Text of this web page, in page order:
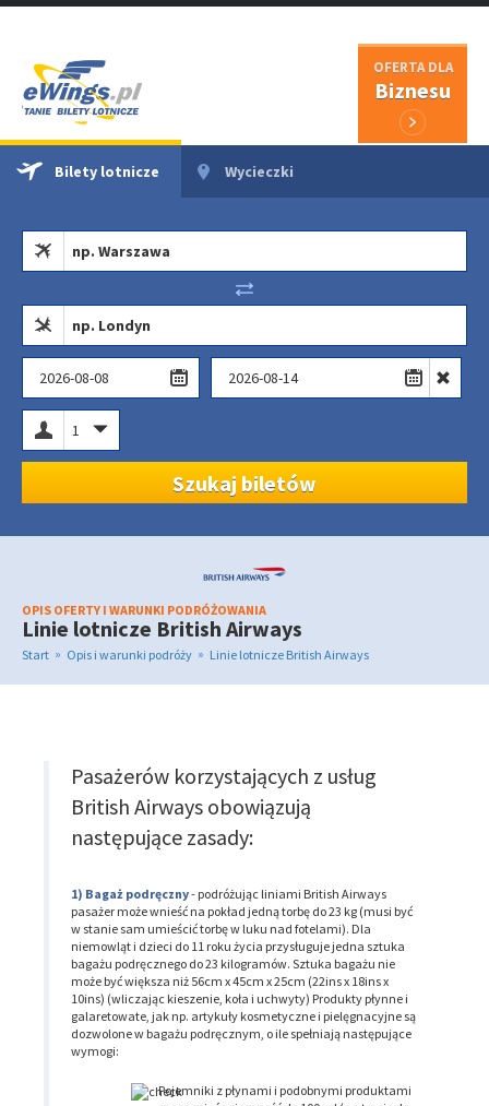
OFERTA DLA
Biznesu
Bilety lotnicze Wycieczki
OPIS OFERTY I WARUNKI PODRÓŻOWANIA
Linie lotnicze British Airways
Start » Opis i warunki podróży » Linie lotnicze British Airways
Pasażerów korzystających z usług
British Airways obowiązują
następujące zasady:
Bagaż podręczny- podróżując liniami British Airways
pasażer może wnieść na pokład jedną torbę do 23 kg (musi być
w stanie sam umieścić torbę w luku nad fotelami). Dla
niemowląt i dzieci do 11 roku życia przysługuje jedna sztuka
bagażu podręcznego do 23 kilogramów. Sztuka bagażu nie
może być większa niż 56cm x 45cm x 25cm (22ins x 18ins x
10ins) (wliczając kieszenie, koła i uchwyty) Produkty płynne i
galaretowate, jak np. artykuły kosmetyczne i pielęgnacyjne są
dozwolone w bagażu podręcznym, o ile spełniają następujące
wymogi:
Pojemniki z płynami i podobnymi produktami